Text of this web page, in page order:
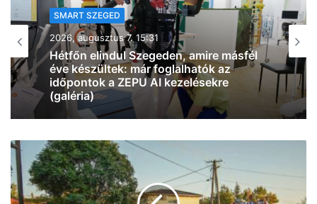
SMART SZEGED
2026, augusztus 6. 11:06
Már tesztelik az új klíma-technológia
beszerelését a régi szegedi
villamosokon is